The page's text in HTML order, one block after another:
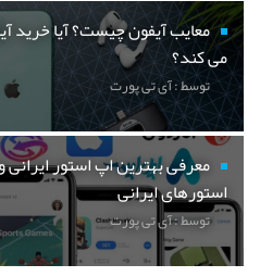
معایب آیفون چیست؟ آیا خرید
می کند؟
توسط : آی تی پورت
معرفی بهترین اپ استور
استورهای ایرانی
توسط : آی تی پورت